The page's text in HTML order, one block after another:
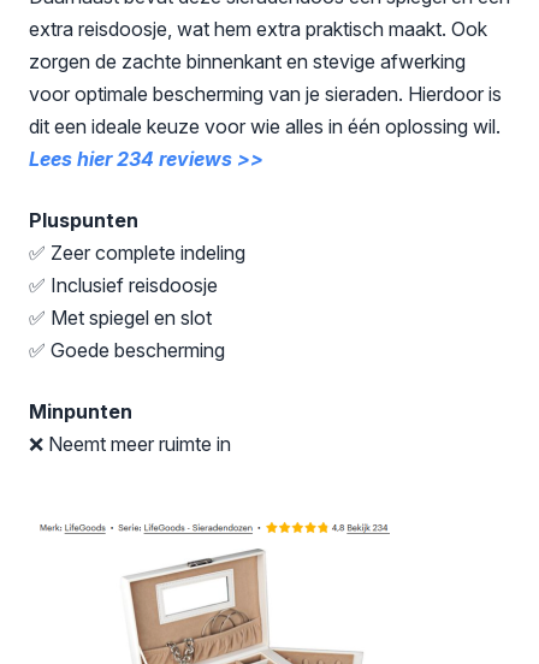
extra reisdoosje, wat hem extra praktisch maakt. Ook
zorgen de zachte binnenkant en stevige afwerking
voor optimale bescherming van je sieraden. Hierdoor is
dit een ideale keuze voor wie alles in één oplossing wil.
Lees hier 234 reviews >>
Pluspunten
✅ Zeer complete indeling
✅ Inclusief reisdoosje
✅ Met spiegel en slot
✅ Goede bescherming
Minpunten
❌ Neemt meer ruimte in